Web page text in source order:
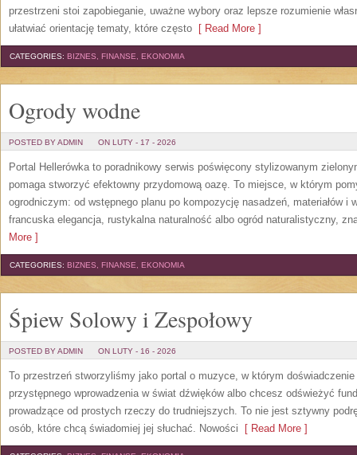
przestrzeni stoi zapobieganie, uważne wybory oraz lepsze rozumienie
ułatwiać orientację tematy, które często [ Read More ]
CATEGORIES: BIZNES, FINANSE, EKONOMIA
Ogrody wodne
POSTED BY ADMIN ON LUTY - 17 - 2026
Portal Hellerówka to poradnikowy serwis poświęcony stylizowanym
pomaga stworzyć efektowny przydomową oazę. To miejsce, w którym
ogrodniczym: od wstępnego planu po kompozycję nasadzeń, materiałów i
francuska elegancja, rustykalna naturalność albo ogród naturalistyczny,
More ]
CATEGORIES: BIZNES, FINANSE, EKONOMIA
Śpiew Solowy i Zespołowy
POSTED BY ADMIN ON LUTY - 16 - 2026
To przestrzeń stworzyliśmy jako portal o muzyce, w którym
przystępnego wprowadzenia w świat dźwięków albo chcesz odświeżyć
prowadzące od prostych rzeczy do trudniejszych. To nie jest sztywny
osób, które chcą świadomiej jej słuchać. Nowości [ Read More ]